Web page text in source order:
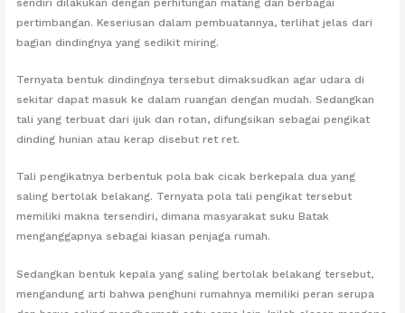
sendiri dilakukan dengan perhitungan matang dan berbagai
pertimbangan. Keseriusan dalam pembuatannya, terlihat jelas dari
bagian dindingnya yang sedikit miring.
Ternyata bentuk dindingnya tersebut dimaksudkan agar udara di
sekitar dapat masuk ke dalam ruangan dengan mudah. Sedangkan
tali yang terbuat dari ijuk dan rotan, difungsikan sebagai pengikat
dinding hunian atau kerap disebut ret ret.
Tali pengikatnya berbentuk pola bak cicak berkepala dua yang
saling bertolak belakang. Ternyata pola tali pengikat tersebut
memiliki makna tersendiri, dimana masyarakat suku Batak
menganggapnya sebagai kiasan penjaga rumah.
Sedangkan bentuk kepala yang saling bertolak belakang tersebut,
mengandung arti bahwa penghuni rumahnya memiliki peran serupa